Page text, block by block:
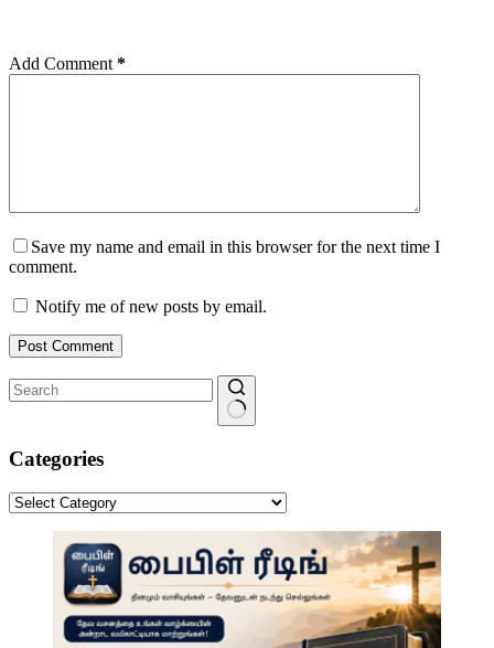
Add Comment*
Save my name and email in this browser for the next time I
comment.
Notify me of new posts by email.
Post Comment
results
Categories
Categories